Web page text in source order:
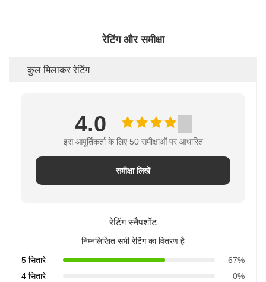
रेटिंग और समीक्षा
कुल मिलाकर रेटिंग
4.0
इस आपूर्तिकर्ता के लिए 50 समीक्षाओं पर आधारित
समीक्षा लिखें
रेटिंग स्नैपशॉट
निम्नलिखित सभी रेटिंग का वितरण है
5 सितारे
67%
4 सितारे
0%